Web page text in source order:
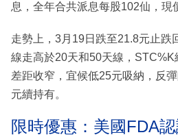
息，全年合共派息每股102仙，現
走勢上，3月19日跌至21.8元止跌
線走高於20天和50天線，
差距收窄，宜候低25元吸納，反
元續持有。
限時優惠：美國FDA